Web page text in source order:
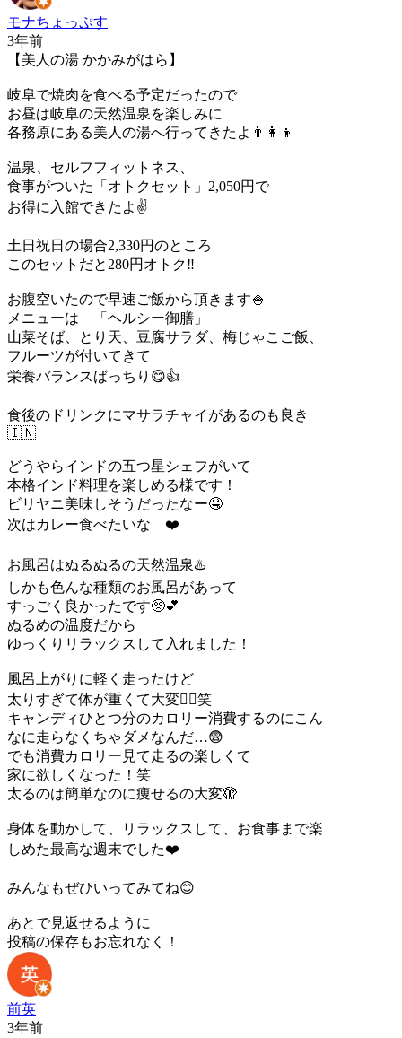
モナちょっぷす
3年前
【美人の湯 かかみがはら】
岐阜で焼肉を食べる予定だったので
お昼は岐阜の天然温泉を楽しみに
各務原にある美人の湯へ行ってきたよ👨‍👩‍👦
温泉、セルフフィットネス、
食事がついた「オトクセット」2,050円で
お得に入館できたよ✌️
土日祝日の場合2,330円のところ
このセットだと280円オトク‼️
お腹空いたので早速ご飯から頂きます🍚
メニューは 「ヘルシー御膳」
山菜そば、とり天、豆腐サラダ、梅じゃこご飯、
フルーツが付いてきて
栄養バランスばっちり😋👍
食後のドリンクにマサラチャイがあるのも良き
🇮🇳
どうやらインドの五つ星シェフがいて
本格インド料理を楽しめる様です！
ビリヤニ美味しそうだったなー🤤
次はカレー食べたいな ❤️
お風呂はぬるぬるの天然温泉♨️
しかも色んな種類のお風呂があって
すっごく良かったです🥺💕
ぬるめの温度だから
ゆっくりリラックスして入れました！
風呂上がりに軽く走ったけど
太りすぎて体が重くて大変🏃‍♀️笑
キャンディひとつ分のカロリー消費するのにこん
なに走らなくちゃダメなんだ…😨
でも消費カロリー見て走るの楽しくて
家に欲しくなった！笑
太るのは簡単なのに痩せるの大変🫣
身体を動かして、リラックスして、お食事まで楽
しめた最高な週末でした❤️
みんなもぜひいってみてね😊
あとで見返せるように
投稿の保存もお忘れなく！
前英
3年前